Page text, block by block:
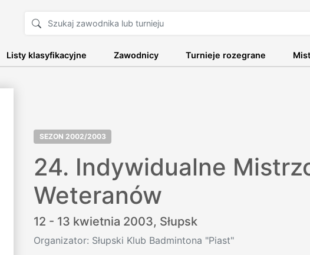
Listy klasyfikacyjne Zawodnicy Turnieje rozegrane
SEZON 2002/2003
24. Indywidualne
Weteranów
12 - 13 kwietnia 2003, Słupsk
Organizator: Słupski Klub Badmintona "Piast"